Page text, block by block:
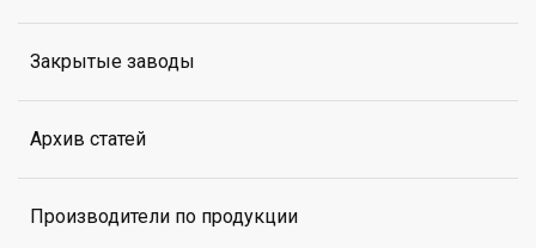
Закрытые заводы
Архив статей
Производители по продукции